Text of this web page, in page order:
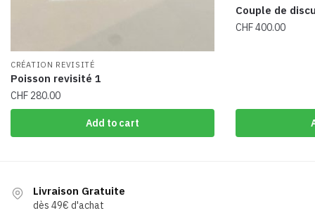
CRÉATION REVISITÉ
Poisson revisité 1
CHF 280.00
Add to cart
Couple de
CHF400.00
Livraison Gratuite
dès 49€ d'achat